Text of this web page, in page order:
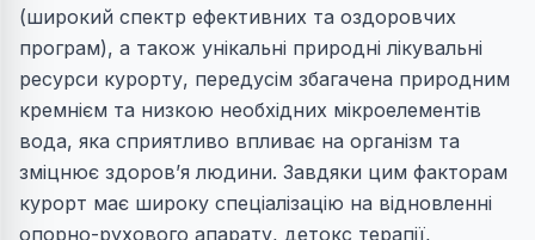
(широкий спектр ефективних та оздоровчих
програм), а також унікальні природні лікувальні
ресурси курорту, передусім збагачена природним
кремнієм та низкою необхідних мікроелементів
вода, яка сприятливо впливає на організм та
зміцнює здоров’я людини. Завдяки цим факторам
курорт має широку спеціалізацію на відновленні
опорно-рухового апарату, детокс терапії,